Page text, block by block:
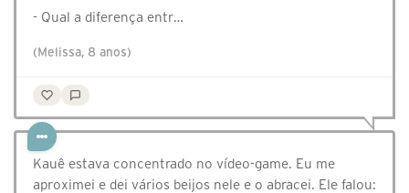
- Qual a diferença entr…
(Melissa, 8 anos)
Kauê estava concentrado no vídeo-game. Eu me
aproximei e dei vários beijos nele e o abracei. Ele falou: